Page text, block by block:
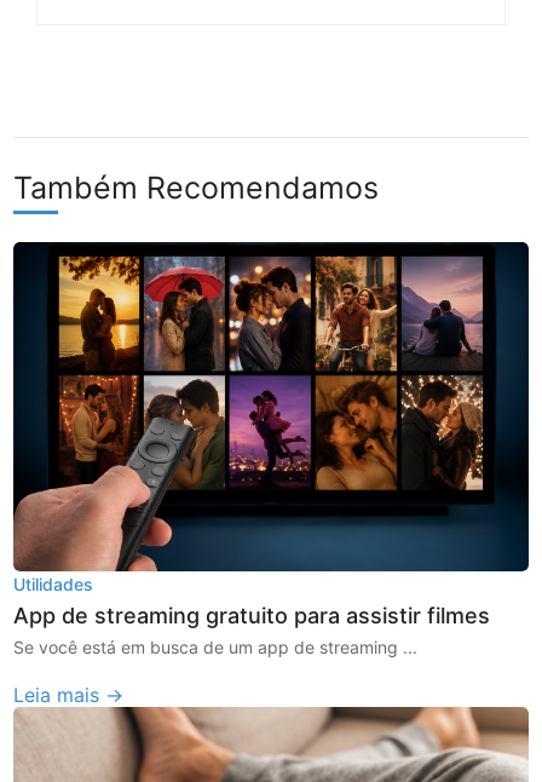
Também Recomendamos
Utilidades
App de streaming gratuito para assistir filmes
Se você está em busca de um app de streaming ...
Leia mais →